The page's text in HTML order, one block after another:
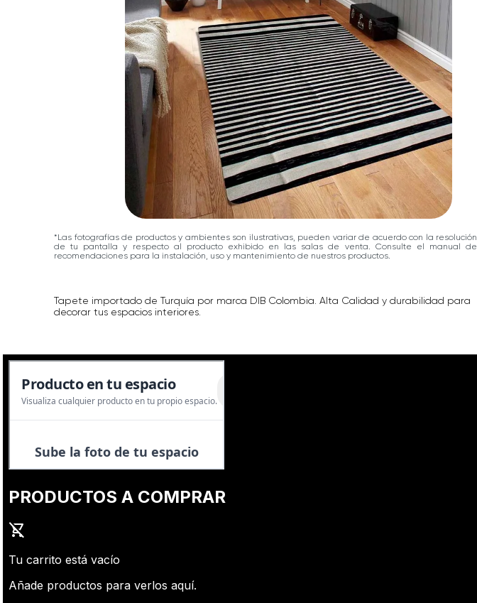
*Las fotografías de productos y ambientes son ilustrativas, pueden variar de acuerdo con la resolución
de tu pantalla y respecto al producto exhibido en las salas de venta. Consulte el manual de
recomendaciones para la instalación, uso y mantenimiento de nuestros productos.
Tapete importado de Turquía por marca DIB Colombia. Alta Calidad y durabilidad para
decorar tus espacios interiores.